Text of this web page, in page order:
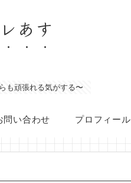
あす
も頑張れる気がする〜
問い合わせ プロフィール